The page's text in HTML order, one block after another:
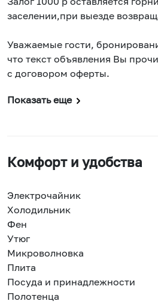
заселении,при выезде
Уважаемые гости,
что текст объявления Вы
с договором оферты.
Показать еще
Комфорт и удобства
Электрочайник
Холодильник
Фен
Утюг
Микроволновка
Плита
Посуда и принадлежности
Полотенца